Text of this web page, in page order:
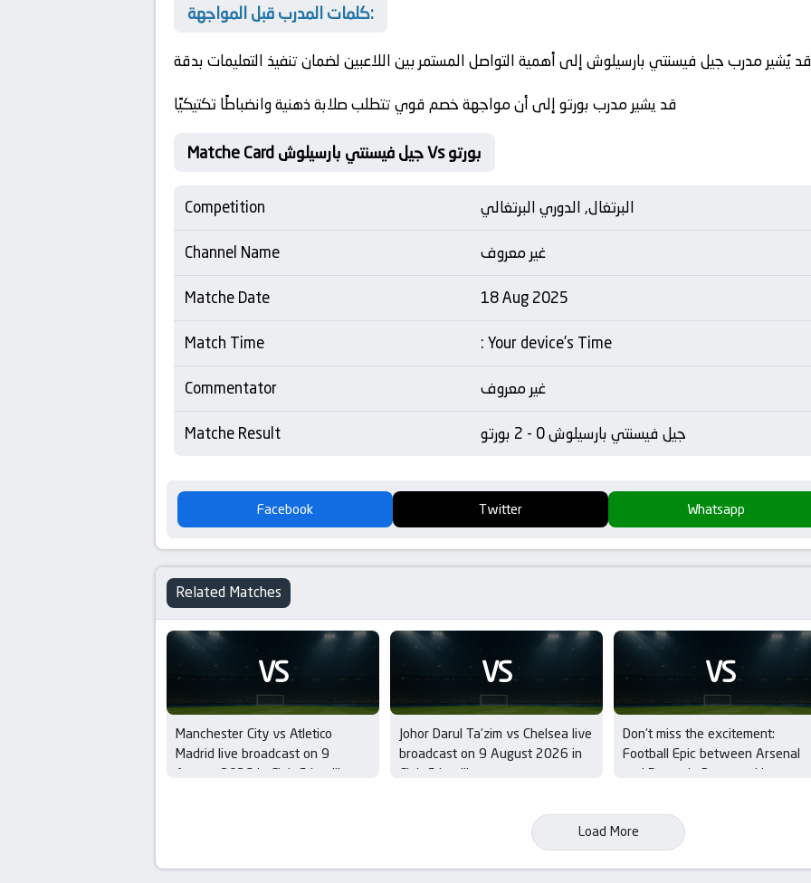
كلمات المدرب قبل المواجهة:
قد يُشير مدرب جيل فيسنتي بارسيلوش إلى أهمية التواصل المستمر بين اللاعبين لضمان تنفيذ التعليمات بدقة
قد يشير مدرب بورتو إلى أن مواجهة خصم قوي تتطلب صلابة ذهنية وانضباطًا تكتيكيًا
Matche Card جيل فيسنتي بارسيلوش Vs بورتو
Competition
البرتغال, الدوري البرتغالي
Channel Name
غير معروف
Matche Date
18 Aug 2025
Match Time
: Your device's Time
Commentator
غير معروف
Matche Result
جيل فيسنتي بارسيلوش 0 - 2 بورتو
Facebook Twitter Whatsapp
Related Matches
VS
Manchester City vs Atletico
Madrid live broadcast on 9
August 2026 in Club Friendlies
VS
Johor Darul Ta’zim vs Chelsea live
broadcast on 9 August 2026 in
Club Friendlies
VS
Don’t miss the excitement:
Football Epic between Arsenal
and Borussia Dortmund in
Load More